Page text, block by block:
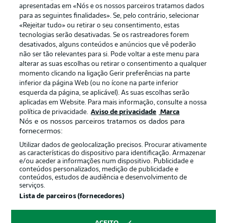
Publicidade Avisos legais
Gerir preferências Aviso de privacidade
Termos de uso
Marca Contato
Jogadores
apresentadas em «Nós e os nossos parceiros tratamos dados
para as seguintes finalidades». Se, pelo contrário, selecionar
«Rejeitar tudo» ou retirar o seu consentimento, estas
tecnologias serão desativadas. Se os rastreadores forem
desativados, alguns conteúdos e anúncios que vê poderão
não ser tão relevantes para si. Pode voltar a este menu para
alterar as suas escolhas ou retirar o consentimento a qualquer
momento clicando na ligação Gerir preferências na parte
inferior da página Web (ou no ícone na parte inferior
esquerda da página, se aplicável). As suas escolhas serão
aplicadas em Website. Para mais informação, consulte a nossa
política de privacidade. Aviso de privacidade Marca
Nós e os nossos parceiros tratamos os dados para
fornecermos:
Utilizar dados de geolocalização precisos. Procurar ativamente
as características do dispositivo para identificação. Armazenar
e/ou aceder a informações num dispositivo. Publicidade e
conteúdos personalizados, medição de publicidade e
conteúdos, estudos de audiência e desenvolvimento de
serviços.
Lista de parceiros (fornecedores)